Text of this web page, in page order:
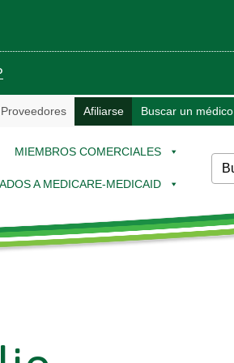
Proveedores Afiliarse Buscar un médico
MIEMBROS COMERCIALES
A MEDICARE-MEDICAID